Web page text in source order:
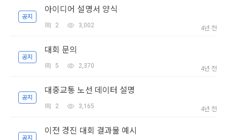
소셜 계정으로 로그인
아직 데이콘 계정이 없나요? 회원가입
로그인 하시려면 아래 이메일로 인증이 필요합니다. 이메일을 다
시 보내시겠습니까?
을 위한 필수 절차입니다. 아래 이메일을 인증하여 회원가입 절
이디를 부여받은 자와 동일인임을 확인하고 "회원"의 권익을 보
호하기 위하여 "회원"이 선정한 문자와 숫자의 조합 또는 이와
동일한 용도로 쓰이는 “사이트”에서 자동 생성된 인증코드를 말
제 3 조 (효력의 발생 및 변경)
본 약관은 온라인을 통하여 “회원”에게 공시함으로써 효력을 발
생한다.
1. "회사"는 이 약관의 내용과 상호, 영업소 소재지, 대표자의 성
면에 게시하거나 기타의 방법으로 "회원"에게 공지해야 한다.
2) 서비스 제공에 관한 계약 이행 및 서비스 제공에 따른 요금정
본인인증, 채용정보 매칭 및 컨텐츠 제공을 위한 개인식별, 회원
간의 상호 연락, 구매 및 요금 결제, 물품 및 증빙발송, 부정 이용
방지와 비인가 사용방지
3) 서비스 개발 및 마케팅ㆍ광고 활용
맞춤 서비스 제공, 서비스 안내 및 이용권유, 서비스 개선 및 신
따른 광고, 이벤트 정보 및 참여기회 제공
공지
아이디어 설명서 양식
2 3,002 4년 전
공지
대회 문의
5 2,370 4년 전
공지
대중교통 노선 데이터 설명
2 3,165 4년 전
공지
이전 경진 대회 결과물 예시